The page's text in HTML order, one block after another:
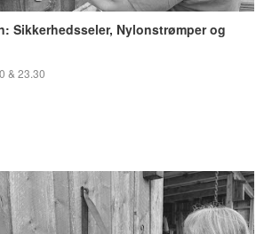
Sikkerhedsseler, Nylonstrømper og
& 23.30